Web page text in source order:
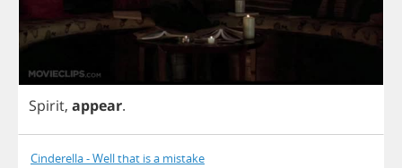
Spirit, appear.
Cinderella - Well that is a mistake